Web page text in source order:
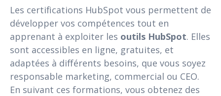
Les certifications HubSpot vous permettent de
développer vos compétences tout en
apprenant à exploiter les outils HubSpot. Elles
sont accessibles en ligne, gratuites, et
adaptées à différents besoins, que vous soyez
responsable marketing, commercial ou CEO.
En suivant ces formations, vous obtenez des